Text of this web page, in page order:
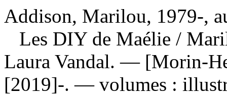
Addison, Marilou, 1979-,
Les DIY de Maélie /
Laura Vandal. — [Morin-
[2019]-. — volumes :